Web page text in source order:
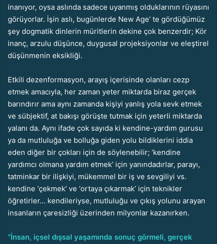
inanıyor, oysa aslında sadece uyanmış olduklarının rüyasını
görüyorlar. İşin aslı, bugünlerde New Age’ te gördüğümüz
şey dogmatik dinlerin müritlerin dekine çok benzerdir; Kör
inanç, arzulu düşünce, duygusal projeksiyonlar ve eleştirel
düşünmenin eksikliği.
Etkili dezenformasyon, arayış içerisinde olanları cezp
etmek amacıyla, her zaman yeter miktarda biraz gerçek
barındırır ama aynı zamanda kişiyi yanlış yola sevk etmek
ve sübjektif, at bakışı görüşte tutmak için yeterli miktarda
yalanı da. Aynı ifade çok sayıda ki kendine-yardım gurusu
ya da mutluluğa ve bolluğa giden yolu bildiklerini iddia
eden diğer bir çokları için de söylenebilir; ‘kendine
yardımcı olmana yardım etmek’ için yanındadırlar, parayı,
tatminkar bir ilişkiyi, mükemmel bir iş ve sevgiliyi vs.
kendine ‘çekmek’ ve ‘ortaya çıkarmak’ için teknikler
öğretirler… kendileriyse, mutluluğu ve çıkış yolunu arayan
insanların çaresizliği üzerinden milyonlar kazanırken.
“İnsan, içsel dışsal yaşamında sonuç görmeli, gerçek